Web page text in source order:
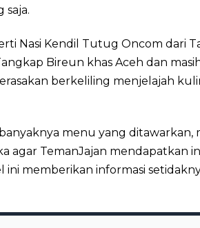
saja.
Nasi Kendil Tutug Oncom dari
Bireun khas Aceh dan
berkeliling menjelajah
menu yang
agar TemanJajan
ini memberikan informasi